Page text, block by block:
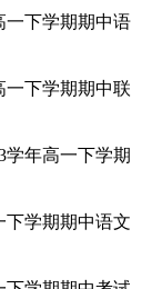
下学期期中语
下学期期中联
年高一下学期
学期期中语文